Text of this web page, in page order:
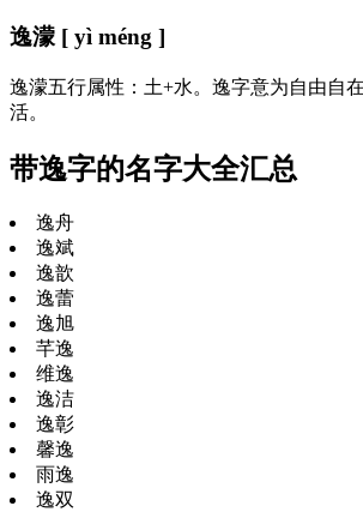
逸濛 [ yì méng ]
逸濛五行属性：土+水。逸字意为自由自
活。
带逸字的名字大全汇总
逸舟
逸斌
逸歆
逸蕾
逸旭
芊逸
维逸
逸洁
逸彰
馨逸
雨逸
逸双